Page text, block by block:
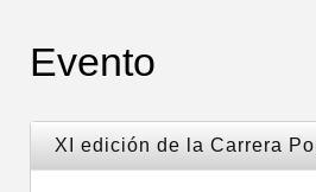
Evento
XI edición de la Carrera